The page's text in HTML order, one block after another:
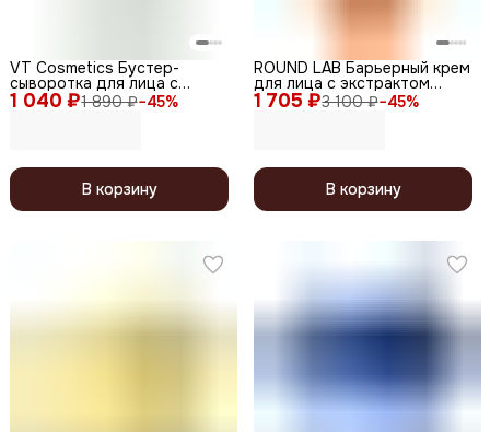
1 040 ₽1 890 ₽−45%
VT Cosmetics Бустер-
сыворотка для лица с
микроиглами / Reedle Shot
300 Stick, 10 x 2 мл
В корзину
1 705 ₽3 100 ₽−45%
ROUND LAB Барьерный крем
для лица с экстрактом
чёрных бобов / Black Bean
QLA, 80 мл
В корзину